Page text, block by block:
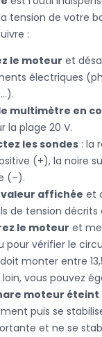
tension de votre
:
le moteur et
électriques
multimètre en
la plage 20 V.
les sondes : la
(+), la noire
(–).
valeur affichée et
de tension décrits
le moteur et
pour vérifier le
monter entre
loin, vous pouvez
moteur éteint
puis se
et ne se